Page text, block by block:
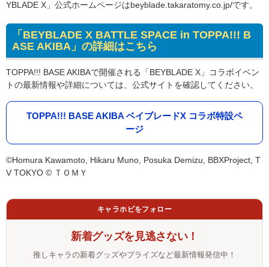
YBLADE X」公式ホームページはbeyblade.takaratomy.co.jp/です。
「BEYBLADE X BATTLE SPACE in TOPPA!!! B
ASE AKIBA」の詳細はこちら
TOPPA!!! BASE AKIBAで開催される「BEYBLADE X」コラボイベン
トの最新情報や詳細については、公式サイトを確認してください。
TOPPA!!! BASE AKIBA ベイブレードX コラボ特設ペ
ージ
©Homura Kawamoto, Hikaru Muno, Posuka Demizu, BBXProject, T
V TOKYO © ＴＯＭＹ
キャラホビをフォロー
新着グッズを見逃さない！
推しキャラの新着グッズやプライズなど最新情報発信中！